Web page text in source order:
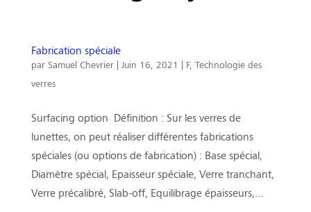
Fabrication spéciale
par Samuel Chevrier| Juin 16, 2021 | F, Technologie des
verres
Surfacing option Définition : Sur les verres de
lunettes, on peut réaliser différentes fabrications
spéciales (ou options de fabrication) : Base spécial,
Diamètre spécial, Epaisseur spéciale, Verre tranchant,
Verre précalibré, Slab-off, Equilibrage épaisseurs,...